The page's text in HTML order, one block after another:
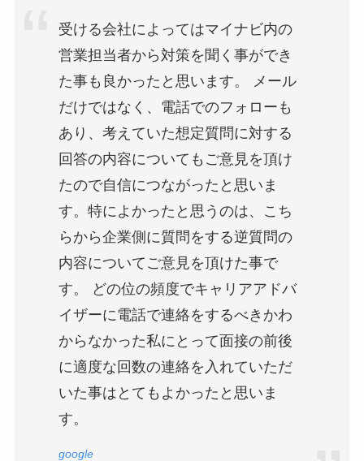
受ける会社によってはマイナビ内の
営業担当者から対策を聞く事ができ
た事も良かったと思います。 メール
だけではなく、電話でのフォローも
あり、考えていた想定質問に対する
回答の内容についてもご意見を頂け
たので自信につながったと思いま
す。特によかったと思うのは、こち
らから企業側に質問をする逆質問の
内容についてご意見を頂けた事で
す。 どの位の頻度でキャリアアドバ
イザーに電話で連絡をするべきかわ
からなかった私にとって面接の前後
に適度な回数の連絡を入れていただ
いた事はとてもよかったと思いま
す。
google